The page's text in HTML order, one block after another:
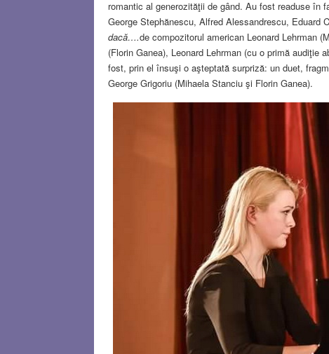
romantic al generozităţii de gând. Au fost readuse în
George Stephănescu, Alfred Alessandrescu,
dacă….de compozitorul american Leonard Lehrman
(Florin Ganea), Leonard Lehrman (cu o primă audiţie
fost, prin el însuşi o aşteptată surpriză: un duet,
George Grigoriu (Mihaela Stanciu şi Florin Ganea).